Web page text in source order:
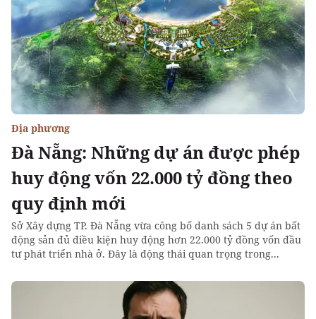
Đà Nẵng: Những dự án được phép
huy động vốn 22.000 tỷ đồng theo
quy định mới
Địa phương
Sở Xây dựng TP. Đà Nẵng vừa công bố danh sách 5 dự án bất
động sản đủ điều kiện huy động hơn 22.000 tỷ đồng vốn đầu
tư phát triển nhà ở. Đây là động thái quan trọng trong...